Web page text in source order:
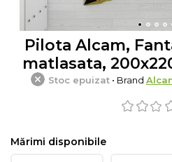
Pilota Alcam,
matlasata,
Stoc epuizat • Brand
Mărimi disponibile